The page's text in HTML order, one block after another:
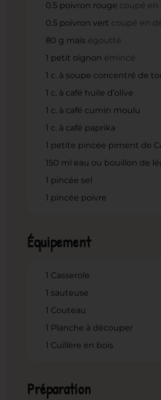
0.5 poivron rouge coupé en
0.5 poivron vert coupé en
80 g maïs égoutté
1 petit oignon émincé
1 c. à soupe concentré de
1 c. à café huile d’olive
1 c. à café cumin moulu
1 c. à café paprika
1 petite pincée piment de
150 ml eau ou bouillon de
1 pincée sel
1 pincée poivre
Équipement
1 Casserole
1 sauteuse
1 Couteau
1 Planche à découper
1 Cuillère en bois
Préparation